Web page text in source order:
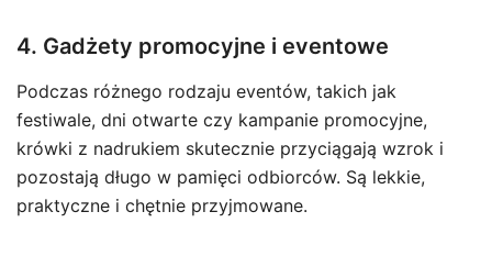
4. Gadżety promocyjne i eventowe
Podczas różnego rodzaju eventów, takich jak
festiwale, dni otwarte czy kampanie promocyjne,
krówki z nadrukiem skutecznie przyciągają wzrok i
pozostają długo w pamięci odbiorców. Są lekkie,
praktyczne i chętnie przyjmowane.